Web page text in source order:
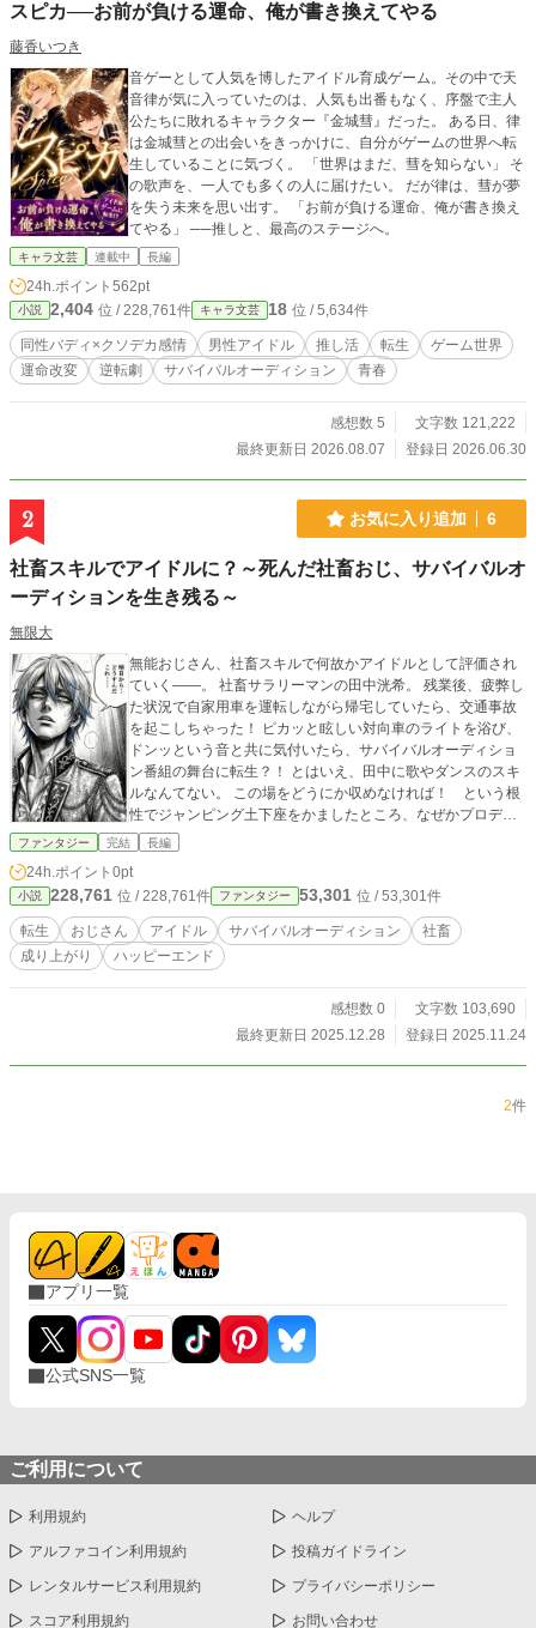
スピカ──お前が負ける運命、俺が書き換えてやる
藤香いつき
音ゲーとして人気を博したアイドル育成ゲーム。その中で天
音律が気に入っていたのは、人気も出番もなく、序盤で主人
公たちに敗れるキャラクター『金城彗』だった。 ある日、律
は金城彗との出会いをきっかけに、自分がゲームの世界へ転
生していることに気づく。 「世界はまだ、彗を知らない」 そ
の歌声を、一人でも多くの人に届けたい。 だが律は、彗が夢
を失う未来を思い出す。 「お前が負ける運命、俺が書き換え
てやる」 ──推しと、最高のステージへ。
キャラ文芸 連載中 長編
24h.ポイント 562pt
小説 2,404 位 / 228,761件 キャラ文芸 18 位 / 5,634件
同性バディ×クソデカ感情 男性アイドル 推し活 転生
ゲーム世界
運命改変
逆転劇 サバイバルオーディション 青春
感想数 5
文字数 121,222
最終更新日 2026.08.07
登録日 2026.06.30
2 お気に入り追加 6
社畜スキルでアイドルに？～死んだ社畜おじ、サバイバルオ
ーディションを生き残る～
無限大
無能おじさん、社畜スキルで何故かアイドルとして評価され
ていく――。 社畜サラリーマンの田中洸希。 残業後、疲弊し
た状況で自家用車を運転しながら帰宅していたら、交通事故
を起こしちゃった！ ピカッと眩しい対向車のライトを浴び、
ドンッという音と共に気付いたら、サバイバルオーディショ
ン番組の舞台に転生？！ とはいえ、田中に歌やダンスのスキ
ルなんてない。 この場をどうにか収めなければ！ という根
性でジャンピング土下座をかましたところ、なぜかプロデュ
ーサーに気に入られ、オーディションを継続することに。 そ
いくことになるのだった。
ファンタジー 完結 長編
24h.ポイント 0pt
小説 228,761 位 / 228,761件 ファンタジー 53,301 位 / 53,301件
転生 おじさん アイドル サバイバルオーディション
社畜
成り上がり
ハッピーエンド
感想数 0
文字数 103,690
最終更新日 2025.12.28
登録日 2025.11.24
2件
アプリ一覧
公式SNS一覧
ご利用について
利用規約 ヘルプ
アルファコイン利用規約 投稿ガイドライン
レンタルサービス利用規約 プライバシーポリシー
スコア利用規約 お問い合わせ